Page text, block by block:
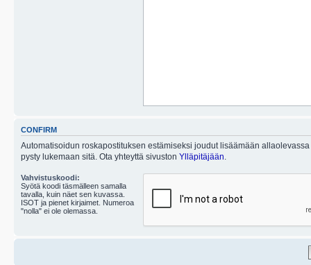
CONFIRM
Automatisoidun roskapostituksen estämiseksi joudut lisäämään
pysty lukemaan sitä. Ota yhteyttä sivuston Ylläpitäjään
Vahvistuskoodi:
Syötä koodi täsmälleen samalla
tavalla, kuin näet sen kuvassa.
ISOT ja pienet kirjaimet. Numeroa
"nolla" ei ole olemassa.